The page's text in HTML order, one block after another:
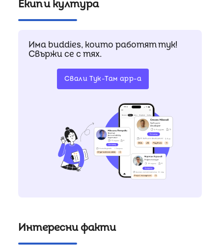
Екип и култура
Има buddies, които работят тук!
Свържи се с тях.
Свали Тук-Там app-a
Интересни факти